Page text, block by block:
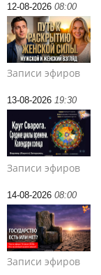
12-08-2026 08:00
Записи эфиров
13-08-2026 19:30
Записи эфиров
14-08-2026 08:00
Записи эфиров